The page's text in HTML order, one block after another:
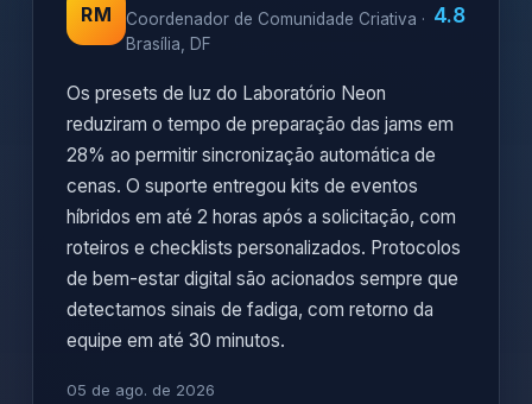
RM
Coordenador de Comunidade Criativa ·
Brasília, DF
4.8
Os presets de luz do Laboratório Neon
reduziram o tempo de preparação das jams em
28% ao permitir sincronização automática de
cenas. O suporte entregou kits de eventos
híbridos em até 2 horas após a solicitação, com
roteiros e checklists personalizados. Protocolos
de bem-estar digital são acionados sempre que
detectamos sinais de fadiga, com retorno da
equipe em até 30 minutos.
05 de ago. de 2026